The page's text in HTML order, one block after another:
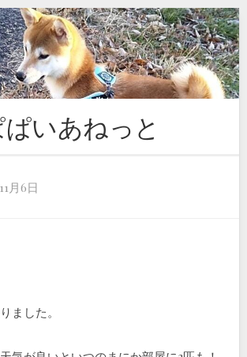
いあねっと
月6日
ました。